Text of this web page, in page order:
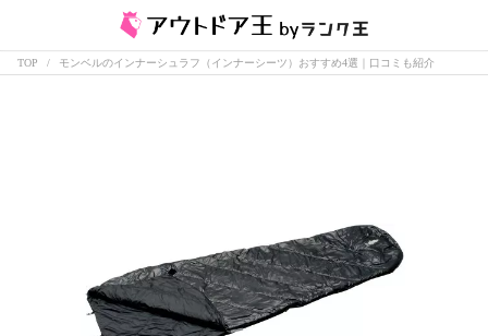
TOP モンベルのインナーシュラフ（インナーシーツ）おすすめ4選｜口コミも紹介